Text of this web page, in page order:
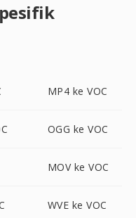
MP4 ke VOC
OGG ke VOC
MOV ke VOC
WVE ke VOC